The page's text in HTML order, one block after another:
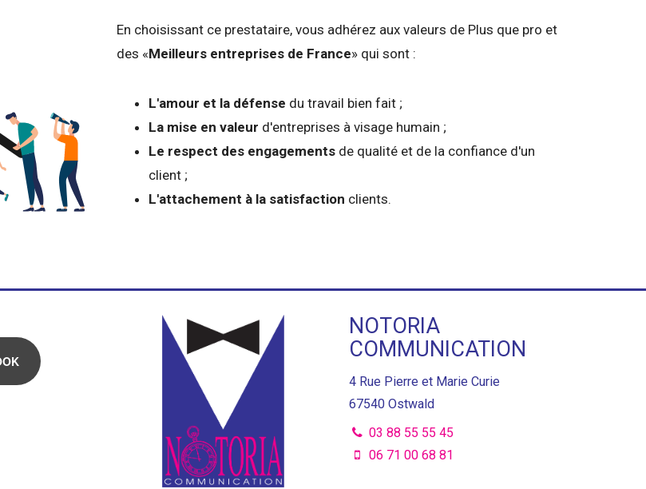
En choisissant ce prestataire, vous adhérez aux valeurs de Plus que pro et
des «Meilleurs entreprises de France» qui sont :
L'amour et la défense du travail bien fait ;
La mise en valeur d'entreprises à visage humain ;
Le respect des engagements de qualité et de la confiance d'un
client ;
L'attachement à la satisfaction clients.
NOTORIA
COMMUNICATION
4 Rue Pierre et Marie Curie
67540 Ostwald
03 88 55 55 45
06 71 00 68 81